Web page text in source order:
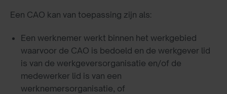
Een CAO kan van toepassing zijn als:
Een werknemer werkt binnen het werkgebied
waarvoor de CAO is bedoeld en de werkgever lid
is van de werkgeversorganisatie en/of de
medewerker lid is van een
werknemersorganisatie, of